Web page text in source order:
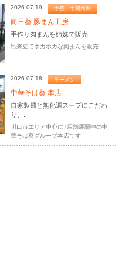
2026.07.19 中華・中国料理
向日葵 豚まん工房
手作り肉まんを姉妹で販売
出来立てホカホカな肉まんを販売
2026.07.18 ラーメン
中華そば葵 本店
自家製麺と無化調スープにこだわ
り、...
川口市エリア中心に7店舗展開中の中
華そば葵グループ本店です